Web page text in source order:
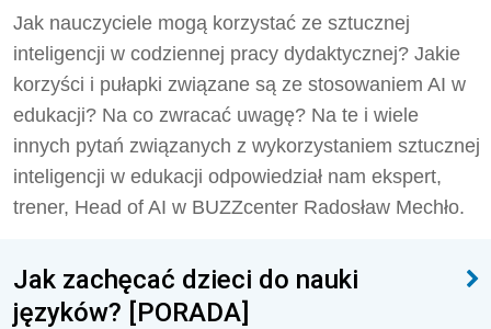
Jak nauczyciele mogą korzystać ze sztucznej
inteligencji w codziennej pracy dydaktycznej? Jakie
korzyści i pułapki związane są ze stosowaniem AI w
edukacji? Na co zwracać uwagę? Na te i wiele
innych pytań związanych z wykorzystaniem sztucznej
inteligencji w edukacji odpowiedział nam ekspert,
trener, Head of AI w BUZZcenter Radosław Mechło.
Jak zachęcać dzieci do nauki
języków? [PORADA]